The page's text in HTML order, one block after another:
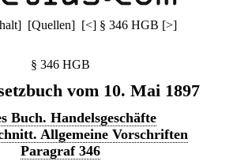
] [Quellen] [<] § 346 HGB [>]
§ 346 HGB
vom 10. Mai 1897
Buch. Handelsgeschäfte
Allgemeine Vorschriften
Paragraf 346